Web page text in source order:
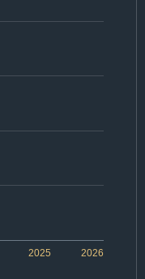
2026
2025